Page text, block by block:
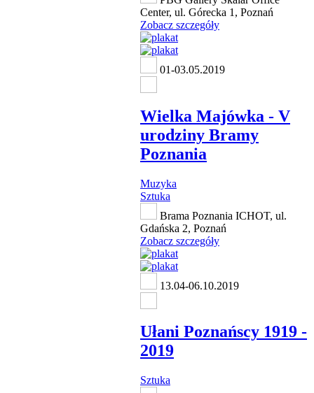
Center, ul. Górecka 1, Poznań
Zobacz szczegóły
01-03.05.2019
Wielka Majówka - V
urodziny Bramy
Poznania
Muzyka
Sztuka
Brama Poznania ICHOT, ul.
Gdańska 2, Poznań
Zobacz szczegóły
13.04-06.10.2019
Ułani Poznańscy 1919 -
2019
Sztuka